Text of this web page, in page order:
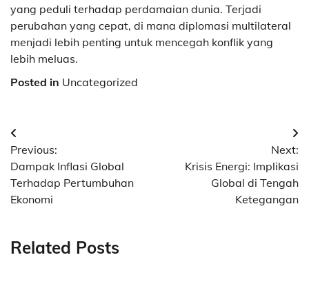
yang peduli terhadap perdamaian dunia. Terjadi
perubahan yang cepat, di mana diplomasi multilateral
menjadi lebih penting untuk mencegah konflik yang
lebih meluas.
Posted in Uncategorized
Post
navigation
Previous:
Dampak Inflasi Global
Terhadap Pertumbuhan
Ekonomi
Next:
Krisis Energi: Implikasi
Global di Tengah
Ketegangan
Related Posts